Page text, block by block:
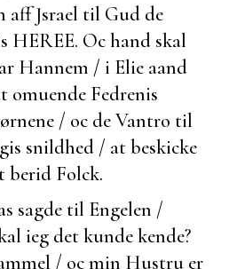
aff Jsrael til Gud de
HEREE. Oc hand skal
Hannem / i Elie aand
omuende Fedrenis
/ oc de Vantro til
snildhed / atbeskicke
berid Folck.
sagde til Engelen /
ieg det kunde kende?
/ oc min Hustru er